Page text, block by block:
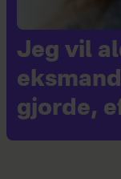
Jeg vil
gjorde,